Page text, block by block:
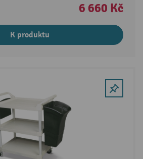
6 660 Kč
K produktu